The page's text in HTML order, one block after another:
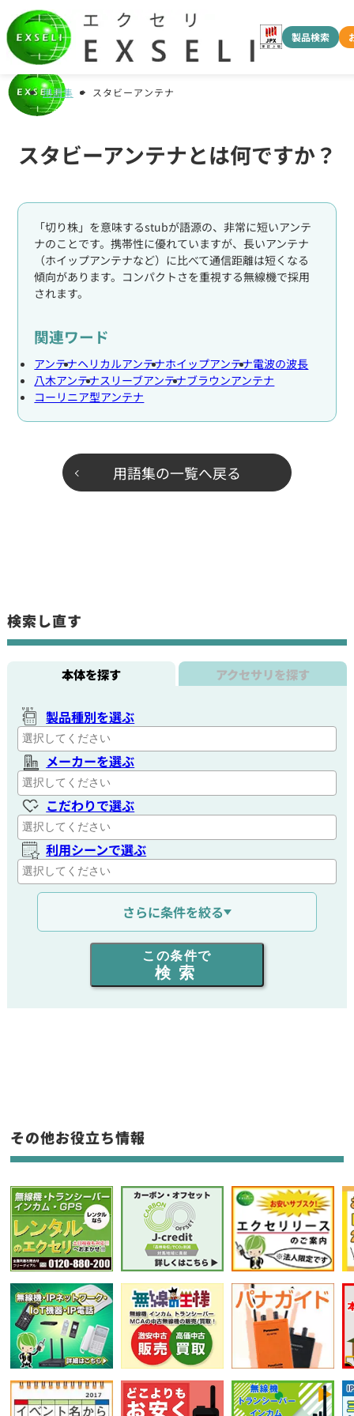
製品検索
用語集 スタビーアンテナ
スタビーアンテナとは何ですか？
「切り株」を意味するstubが語源の、非常に短いアンテ
ナのことです。携帯性に優れていますが、長いアンテナ
（ホイップアンテナなど）に比べて通信距離は短くなる
傾向があります。コンパクトさを重視する無線機で採用
されます。
関連ワード
アンテナヘリカルアンテナホイップアンテナ電波の波長
八木アンテナスリーブアンテナブラウンアンテナ
コーリニア型アンテナ
用語集の一覧へ戻る
検索し直す
本体を探す アクセサリを探す
製品種別を選ぶ
メーカーを選ぶ
こだわりで選ぶ
利用シーンで選ぶ
通信距離を選ぶ
出力を選ぶ
同時通話人数を選ぶ
フリーワード入力(製品名等)
選択条件をリセット
さらに条件を絞る
この条件で
検索
その他お役立ち情報